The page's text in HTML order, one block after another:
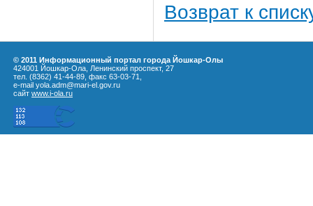
Возврат к
© 2011 Информационный портал города Йошкар-Олы
424001 Йошкар-Ола, Ленинский проспект, 27
тел. (8362) 41-44-89, факс 63-03-71,
e-mail yola.adm@mari-el.gov.ru
сайт www.i-ola.ru